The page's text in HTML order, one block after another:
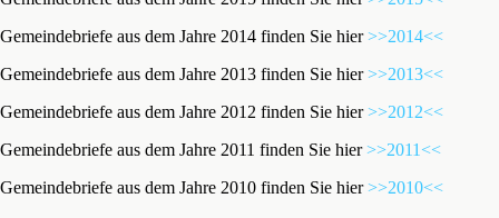
Gemeindebriefe aus dem Jahre 2014 finden Sie hier>>2014<<
Gemeindebriefe aus dem Jahre 2013 finden Sie hier>>2013<<
Gemeindebriefe aus dem Jahre 2012 finden Sie hier>>2012<<
Gemeindebriefe aus dem Jahre 2011 finden Sie hier>>2011<<
Gemeindebriefe aus dem Jahre 2010 finden Sie hier>>2010<<